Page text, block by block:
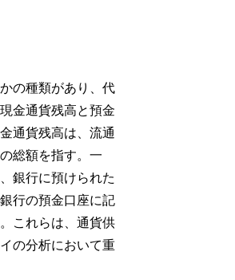
の種類があり、代
金通貨残高と預金
通貨残高は、流通
総額を指す。一
銀行に預けられた
行の預金口座に記
これらは、通貨供
の分析において重